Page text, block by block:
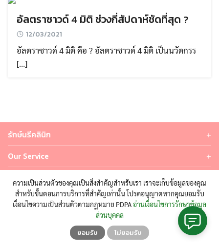
ความเป็นส่วนตัวของคุณเป็นสิ่งสำคัญสำหรับเรา เราจะเก็บข้อมูลของคุณ
สำหรับขั้นตอนการบริการที่สำคัญเท่านั้น โปรดอนุญาตหากคุณยอมรับ
เงื่อนไขความเป็นส่วนตัวตามกฎหมาย PDPAอ่านเงื่อนไขการรักษาข้อมูล
ส่วนบุคคล
ยอมรับ ไม่ยอมรับ
อัลตราซาวด์ 4 มิติ ช่วงกี่สัปดาห์ชัดที่สุด ?
12/03/2021
อัลตราซาวด์ 4 มิติ คือ ? อัลตราซาวด์ 4 มิติ เป็นนวัตกรร
[…]
รักษ์นรีคลินิก
คลินิกเฉาพะทางด้านสูติ-นรีเวช เปิดให้บริการตั้งแต่วันที่ 11 พฤศจิกายน
2550
Our Service
บริการทั้งหมด
คนท้อง
ฝากครรภ์
อัลตราซาวด์ 2 มิติ
ตรวจดาวน์ซินโดรม (NIPT)
บทความที่น่าสนใจ
อัลตราซาวด์บ่อย อันตรายกับลูกจริงไหม ? ควรตรวจกี่ครั้ง ?
ตรวจ Quad Test คืออะไร ? ตรวจตอนกี่สัปดาห์ ? ราคาเท่าไหร่ ?
ความผิดปกติของโครโมโซมเพศ มีโรคอะไรบ้าง?
คนท้อง ท้องอืด ควรทำอย่างไร? ทานยาได้ไหม?
ตรวจ HPV DNA หาเชื้อมะเร็งปากมดลูก เจาะลึกระดับ DNA
กดติดตามเรา
© 2024 ALL RIGHTS RESERVED. | RAKNAREECLINIC.COM